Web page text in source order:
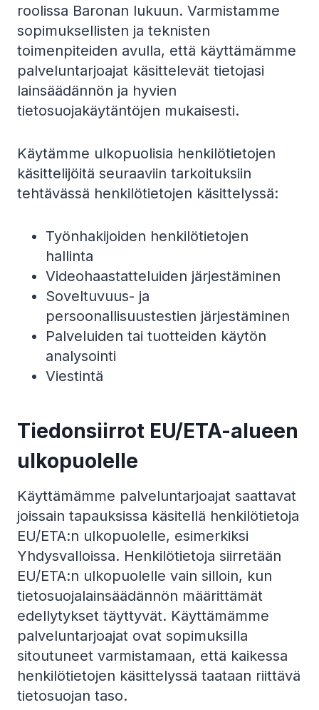
roolissa Baronan lukuun. Varmistamme
sopimuksellisten ja teknisten
toimenpiteiden avulla, että käyttämämme
palveluntarjoajat käsittelevät tietojasi
lainsäädännön ja hyvien
tietosuojakäytäntöjen mukaisesti.
Käytämme ulkopuolisia henkilötietojen
käsittelijöitä seuraaviin tarkoituksiin
tehtävässä henkilötietojen käsittelyssä:
Työnhakijoiden henkilötietojen
hallinta
Videohaastatteluiden järjestäminen
Soveltuvuus- ja
persoonallisuustestien järjestäminen
Palveluiden tai tuotteiden käytön
analysointi
Viestintä
Tiedonsiirrot EU/ETA-alueen
ulkopuolelle
Käyttämämme palveluntarjoajat saattavat
joissain tapauksissa käsitellä henkilötietoja
EU/ETA:n ulkopuolelle, esimerkiksi
Yhdysvalloissa. Henkilötietoja siirretään
EU/ETA:n ulkopuolelle vain silloin, kun
tietosuojalainsäädännön määrittämät
edellytykset täyttyvät. Käyttämämme
palveluntarjoajat ovat sopimuksilla
sitoutuneet varmistamaan, että kaikessa
henkilötietojen käsittelyssä taataan riittävä
tietosuojan taso.